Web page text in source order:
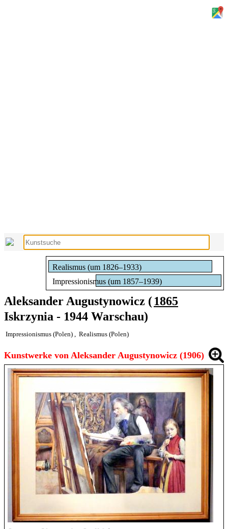
Realismus (um 1826–1933)
Impressionismus (um 1857–1939)
Aleksander Augustynowicz (1865
Iskrzynia - 1944 Warschau)
Impressionismus (Polen) , Realismus (Polen)
Kunstwerke von Aleksander Augustynowicz (1906)